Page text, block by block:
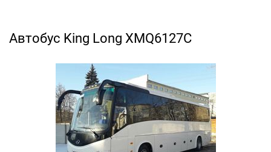
Автобус King Long XMQ6127С